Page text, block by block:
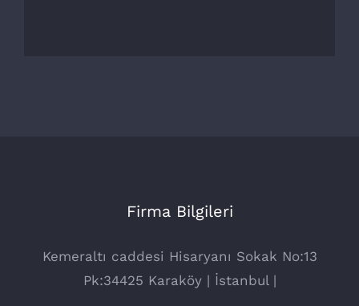
Firma Bilgileri
Kemeraltı caddesi Hisaryanı Sokak No:13
Pk:34425 Karaköy | İstanbul |